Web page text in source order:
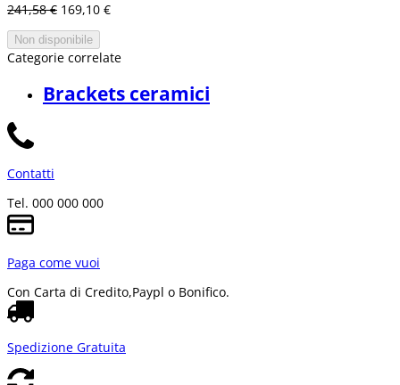
241,58 € 169,10 €
Non disponibile
Categorie correlate
Brackets ceramici
Contatti
Tel. 000 000 000
Paga come vuoi
Con Carta di Credito,Paypl o Bonifico.
Spedizione Gratuita